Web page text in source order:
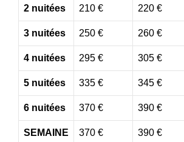
2 nuitées 210 € 220 €
3 nuitées 250 € 260 €
4 nuitées 295 € 305 €
5 nuitées 335 € 345 €
6 nuitées 370 € 390 €
SEMAINE 370 € 390 €